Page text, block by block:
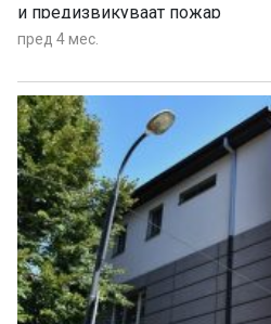
и предизвикуваат пожар
пред 4 мес.